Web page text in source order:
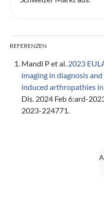
REFERENZEN
Mandl P et al. 2023
imaging in diagnosis
induced arthropathies
Dis. 2024 Feb 6:ard-
2023-224771.